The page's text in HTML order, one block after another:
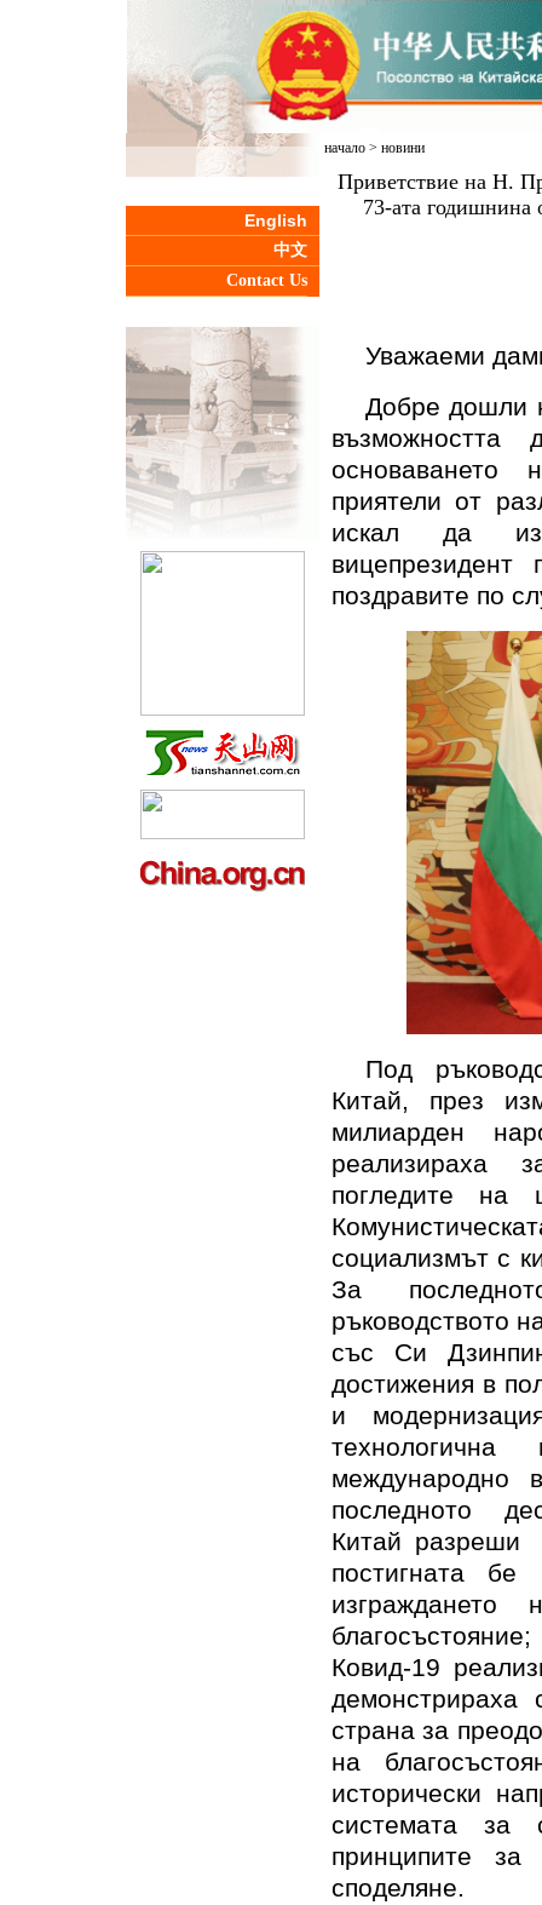
English
中文
Contact Us
начало> новини
Приветствие на Н.
73-ата годишнина
Уважаеми
Добре дошли
основаването
приятели от
искал да
поздравите по
Под
Китай, през
милиарден
реализираха
погледите
социализмът с
За
ръководството
със Си
достижения в
и
международно
последното
Китай
постигната
Ковид-19
демонстрираха
страна за
на
исторически
системата за
принципите за
споделяне.